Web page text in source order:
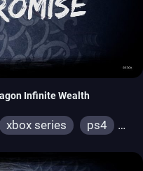
Infinite Wealth
xbox series
ps4